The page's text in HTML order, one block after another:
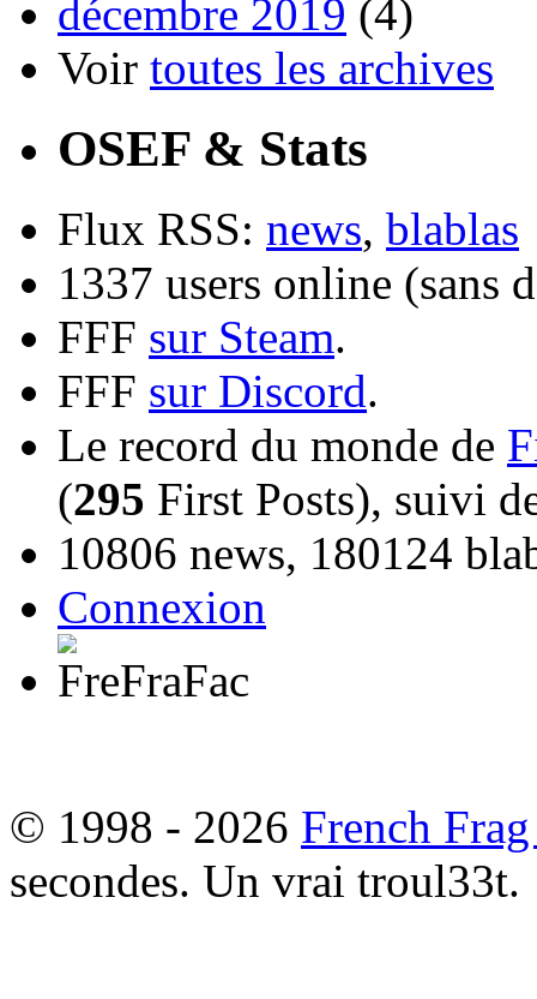
décembre 2019 (4)
Voir toutes les archives
OSEF & Stats
Flux RSS: news, blablas
1337 users online (sans
FFF sur Steam.
FFF sur Discord.
Le record du monde de
(295 First Posts), suivi
10806 news, 180124
Connexion
© 1998 - 2026 French
secondes. Un vrai troul33t.